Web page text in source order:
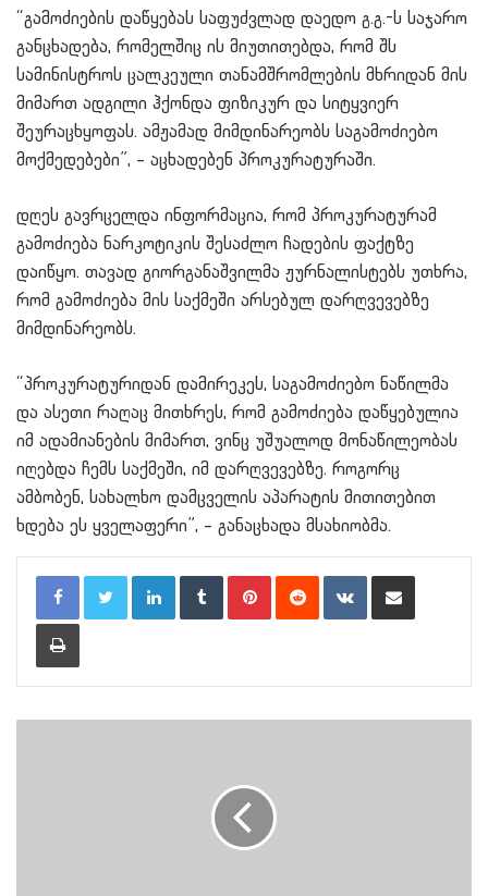
“გამოძიების დაწყებას საფუძვლად დაედო გ.გ.-ს საჯარო
განცხადება, რომელშიც ის მიუთითებდა, რომ შს
სამინისტროს ცალკეული თანამშრომლების მხრიდან მის
მიმართ ადგილი ჰქონდა ფიზიკურ და სიტყვიერ
შეურაცხყოფას. ამჟამად მიმდინარეობს საგამოძიებო
მოქმედებები”, – აცხადებენ პროკურატურაში.
დღეს გავრცელდა ინფორმაცია, რომ პროკურატურამ
გამოძიება ნარკოტიკის შესაძლო ჩადების ფაქტზე
დაიწყო. თავად გიორგანაშვილმა ჟურნალისტებს უთხრა,
რომ გამოძიება მის საქმეში არსებულ დარღვევებზე
მიმდინარეობს.
“პროკურატურიდან დამირეკეს, საგამოძიებო ნაწილმა
და ასეთი რაღაც მითხრეს, რომ გამოძიება დაწყებულია
იმ ადამიანების მიმართ, ვინც უშუალოდ მონაწილეობას
იღებდა ჩემს საქმეში, იმ დარღვევებზე. როგორც
ამბობენ, სახალხო დამცველის აპარატის მითითებით
ხდება ეს ყველაფერი”, – განაცხადა მსახიობმა.
LinkedInTumblr PinterestReddit VKontakteShare via Email
Print